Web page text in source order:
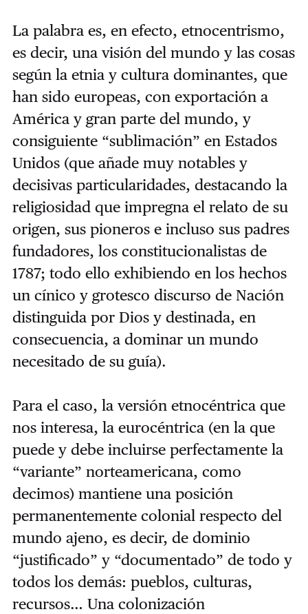
La palabra es, en efecto, etnocentrismo,
es decir, una visión del mundo y las cosas
según la etnia y cultura dominantes, que
han sido europeas, con exportación a
América y gran parte del mundo, y
consiguiente “sublimación” en Estados
Unidos (que añade muy notables y
decisivas particularidades, destacando la
religiosidad que impregna el relato de su
origen, sus pioneros e incluso sus padres
fundadores, los constitucionalistas de
1787; todo ello exhibiendo en los hechos
un cínico y grotesco discurso de Nación
distinguida por Dios y destinada, en
consecuencia, a dominar un mundo
necesitado de su guía).
Para el caso, la versión etnocéntrica que
nos interesa, la eurocéntrica (en la que
puede y debe incluirse perfectamente la
“variante” norteamericana, como
decimos) mantiene una posición
permanentemente colonial respecto del
mundo ajeno, es decir, de dominio
“justificado” y “documentado” de todo y
todos los demás: pueblos, culturas,
recursos… Una colonización